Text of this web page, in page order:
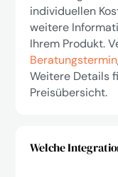
individuellen
weitere
Ihrem Produkt.
Beratungstermin
Weitere Details
Preisübersicht.
Welche